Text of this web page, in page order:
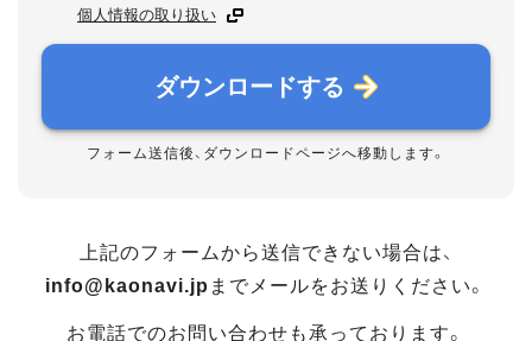
個人情報の取り扱い
ダウンロードする
フォーム送信後、ダウンロードページへ移動します。
上記のフォームから送信できない場合は、
info@kaonavi.jp までメールをお送りください。
お電話でのお問い合わせも承っております。